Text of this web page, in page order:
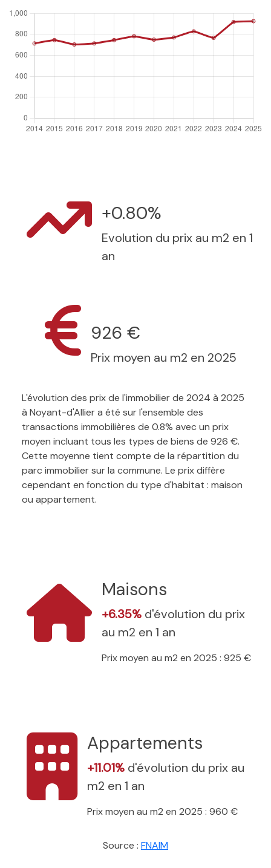
+0.80%
Evolution du prix au m2 en 1
an
926 €
Prix moyen au m2 en 2025
L'évolution des prix de l'immobilier de 2024 à 2025
à Noyant-d'Allier a été sur l'ensemble des
transactions immobilières de 0.8% avec un prix
moyen incluant tous les types de biens de 926 €.
Cette moyenne tient compte de la répartition du
parc immobilier sur la commune. Le prix diffère
cependant en fonction du type d'habitat : maison
ou appartement.
Maisons
+6.35% d'évolution du prix
au m2 en 1 an
Prix moyen au m2 en 2025 : 925 €
Appartements
+11.01% d'évolution du prix au
m2 en 1 an
Prix moyen au m2 en 2025 : 960 €
Source : FNAIM